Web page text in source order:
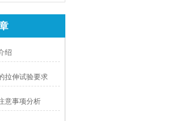
绍
拉伸试验要求
意事项分析